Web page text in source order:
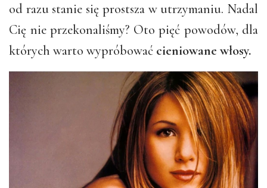
od razu stanie się prostsza w utrzymaniu. Nadal
Cię nie przekonaliśmy? Oto pięć powodów, dla
których warto wypróbować cieniowane włosy.